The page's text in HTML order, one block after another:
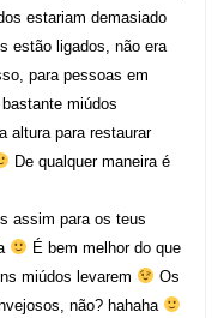
estariam demasiado
estão ligados, não era
para pessoas em
miúdos
altura para restaurar
De qualquer maneira é
assim para os teus
É bem melhor do que
miúdos levarem
Os
não? hahaha